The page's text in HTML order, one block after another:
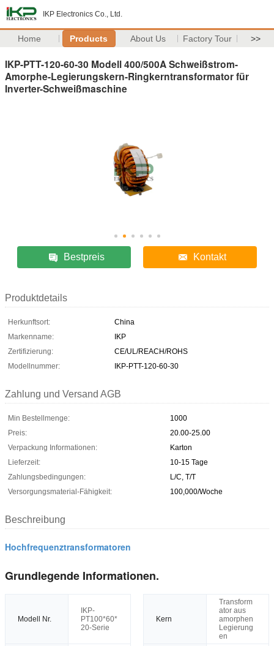
IKP Electronics Co., Ltd.
Home Products About Us Factory Tour >>
IKP-PTT-120-60-30 Modell 400/500A Schweißstrom-
Amorphe-Legierungskern-Ringkerntransformator für
Inverter-Schweißmaschine
Bestpreis Kontakt
Produktdetails
Herkunftsort:
China
Markenname:
IKP
Zertifizierung:
CE/UL/REACH/ROHS
Modellnummer:
IKP-PTT-120-60-30
Zahlung und Versand AGB
Min Bestellmenge:
1000
Preis:
20.00-25.00
Verpackung Informationen:
Karton
Lieferzeit:
10-15 Tage
Zahlungsbedingungen:
L/C, T/T
Versorgungsmaterial-Fähigkeit:
100,000/Woche
Beschreibung
Hochfrequenztransformatoren
Grundlegende Informationen.
Modell Nr.
IKP-
PT100*60*
20-Serie
Kern
Transform
ator aus
amorphen
Legierung
en